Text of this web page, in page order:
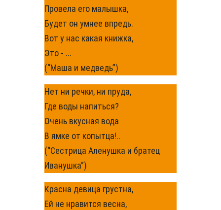
Провела его малышка,
Будет он умнее впредь.
Вот у нас какая книжка,
Это - ...
(“Маша и медведь”)
Нет ни речки, ни пруда,
Где воды напиться?
Очень вкусная вода
В ямке от копытца!..
(“Сестрица Аленушка и братец
Иванушка”)
Красна девица грустна,
Ей не нравится весна,